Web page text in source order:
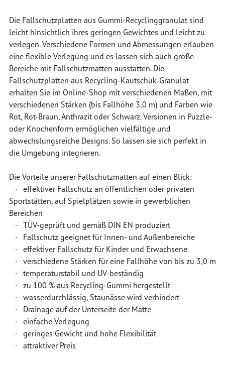
Die Fallschutzplatten aus Gummi-Recyclinggranulat sind
leicht hinsichtlich ihres geringen Gewichtes und leicht zu
verlegen. Verschiedene Formen und Abmessungen erlauben
eine flexible Verlegung und es lassen sich auch große
Bereiche mit Fallschutzmatten ausstatten. Die
Fallschutzplatten aus Recycling-Kautschuk-Granulat
erhalten Sie im Online-Shop mit verschiedenen Maßen, mit
verschiedenen Stärken (bis Fallhöhe 3,0 m) und Farben wie
Rot, Rot-Braun, Anthrazit oder Schwarz. Versionen in Puzzle-
oder Knochenform ermöglichen vielfältige und
abwechslungsreiche Designs. So lassen sie sich perfekt in
die Umgebung integrieren.
Die Vorteile unserer Fallschutzmatten auf einen Blick:
· effektiver Fallschutz an öffentlichen oder privaten
Sportstätten, auf Spielplätzen sowie in gewerblichen
Bereichen
· TÜV-geprüft und gemäß DIN EN produziert
· Fallschutz geeignet für Innen- und Außenbereiche
· effektiver Fallschutz für Kinder und Erwachsene
· verschiedene Stärken für eine Fallhöhe von bis zu 3,0 m
· temperaturstabil und UV-beständig
· zu 100 % aus Recycling-Gummi hergestellt
· wasserdurchlässig, Staunässe wird verhindert
· Drainage auf der Unterseite der Matte
· einfache Verlegung
· geringes Gewicht und hohe Flexibilität
· attraktiver Preis